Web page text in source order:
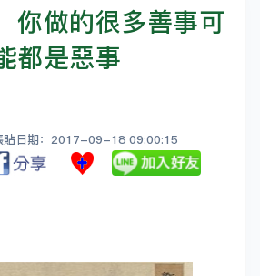
你做的很多善事可
都是惡事
貼日期：2017-09-18 09:00:15